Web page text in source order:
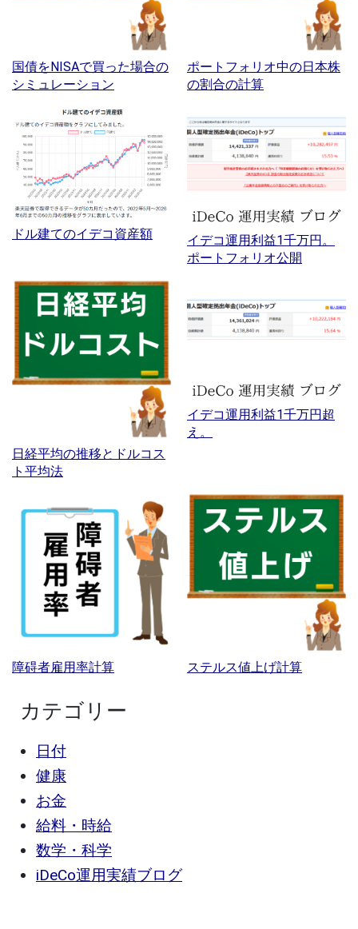
国債をNISAで買った場合の
シミュレーション
ポートフォリオ中の日本株
の割合の計算
ドル建てのイデコ資産額
イデコ運用利益1千万円。
ポートフォリオ公開
日経平均の推移とドルコス
ト平均法
イデコ運用利益1千万円超
え。
障碍者雇用率計算 ステルス値上げ計算
カテゴリー
日付
健康
お金
給料・時給
数学・科学
iDeCo運用実績ブログ